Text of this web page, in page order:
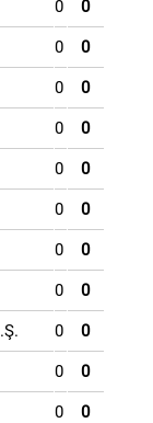
0 0
0 0
0 0
0 0
0 0
0 0
0 0
0 0
0 0
0 0
0 0